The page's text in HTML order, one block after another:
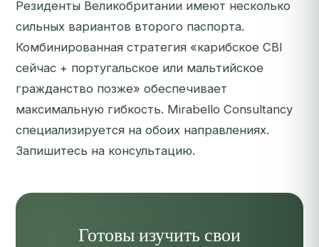
Резиденты Великобритании имеют несколько
сильных вариантов второго паспорта.
Комбинированная стратегия «карибское CBI
сейчас + португальское или мальтийское
гражданство позже» обеспечивает
максимальную гибкость. Mirabello Consultancy
специализируется на обоих направлениях.
Запишитесь на консультацию.
Готовы изучить свои